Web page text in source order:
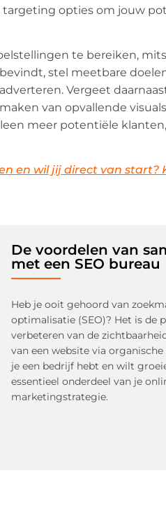
opties om jouw
te bereiken,
stel meetbare
Vergeet
van opvallende
meer potentiële
en wil jij direct van start?
De voordelen van
met een SEO bureau
Heb je ooit gehoord van
optimalisatie (SEO)? Het is de
verbeteren van de
van een website via
je een bedrijf hebt en wilt
essentieel onderdeel van je
marketingstrategie.